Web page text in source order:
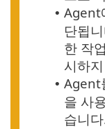
• Agent
단됩
한 작
시하
• Agent
을 사
습니